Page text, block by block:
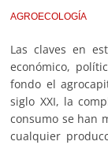
AGROECOLOGÍA
Las claves en
económico,
fondo el
siglo XXI, la
consumo se han
cualquier